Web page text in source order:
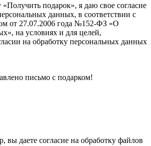
подарок», я даю свое согласие
данных, в соответствии с
от 27.07.2006 года №152-ФЗ «О
на условиях и для целей,
на обработку персональных данных
письмо с подарком!
вы даете согласие на обработку файлов